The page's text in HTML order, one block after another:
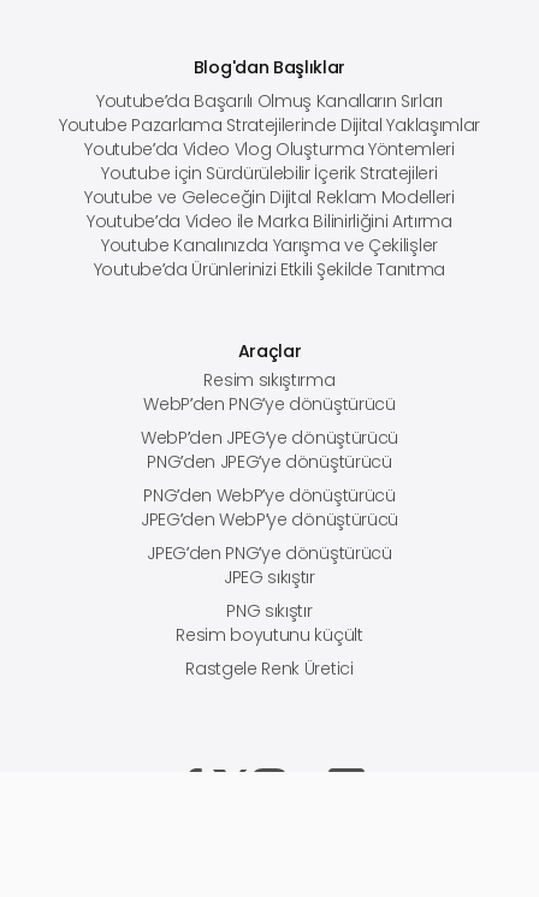
Blog'dan Başlıklar
Youtube’da Başarılı Olmuş Kanalların Sırları
Youtube Pazarlama Stratejilerinde Dijital Yaklaşımlar
Youtube’da Video Vlog Oluşturma Yöntemleri
Youtube için Sürdürülebilir İçerik Stratejileri
Youtube ve Geleceğin Dijital Reklam Modelleri
Youtube’da Video ile Marka Bilinirliğini Artırma
Youtube Kanalınızda Yarışma ve Çekilişler
Youtube’da Ürünlerinizi Etkili Şekilde Tanıtma
Araçlar
Resim sıkıştırma
WebP’den PNG’ye dönüştürücü
WebP’den JPEG’ye dönüştürücü
PNG’den JPEG’ye dönüştürücü
PNG’den WebP’ye dönüştürücü
JPEG’den WebP’ye dönüştürücü
JPEG’den PNG’ye dönüştürücü
JPEG sıkıştır
PNG sıkıştır
Resim boyutunu küçült
Rastgele Renk Üretici